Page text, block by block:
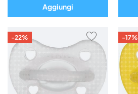
Aggiungi
-22%
AGGIUNGI
AI
PREFERITI
-17%